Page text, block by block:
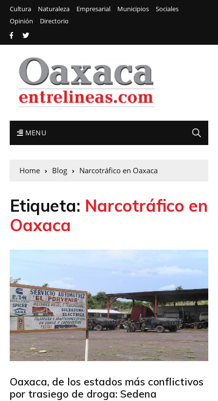
Cultura Naturaleza Empresarial Municipios
Sociales
Opinión
Directorio
MENU
Home Blog Narcotráfico en Oaxaca
Etiqueta: Narcotráfico en
Oaxaca
Oaxaca, de los estados más conflictivos
por trasiego de droga: Sedena